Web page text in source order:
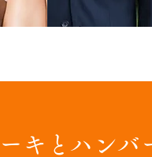
キとハンバ